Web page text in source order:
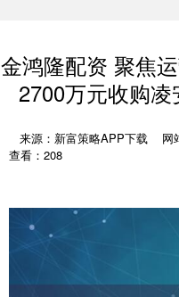
金鸿隆配资 聚焦
2700万元收购
来源：新富策略APP下载 网
查看：208